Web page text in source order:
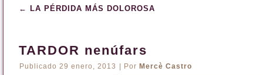
← LA PÉRDIDA MÁS DOLOROSA
TARDOR nenúfars
Publicado 29 enero, 2013 Por Mercè Castro